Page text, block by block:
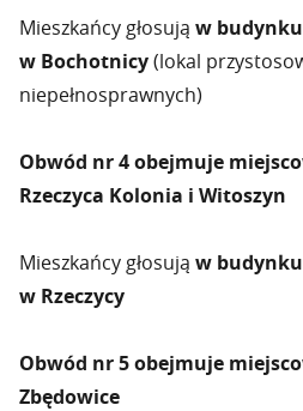
Mieszkańcy głosują w budynku
w Bochotnicy(lokal
niepełnosprawnych)
Obwód nr 4 obejmuje
Rzeczyca Kolonia i Witoszyn
Mieszkańcy głosują w budynku
w Rzeczycy
Obwód nr 5 obejmuje
Zbędowice